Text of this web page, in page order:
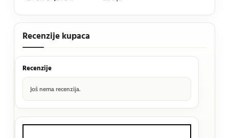
Recenzije kupaca
Recenzije
Još nema recenzija.